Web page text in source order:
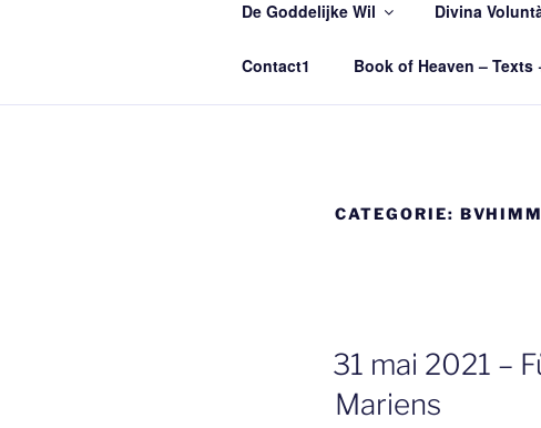
De Goddelijke Wil Divina
Contact1 Book of Heaven – Texts
CATEGORIE:
GEPLAATST
OP
31 mai 2021 –
Mariens